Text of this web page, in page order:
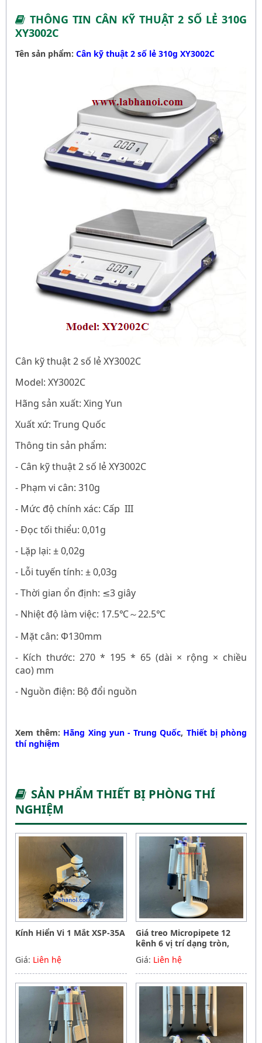
THÔNG TIN CÂN KỸ THUẬT 2 SỐ LẺ 310G
XY3002C
Tên sản phẩm: Cân kỹ thuật 2 số lẻ 310g XY3002C
Cân kỹ thuật 2 số lẻ XY3002C
Model: XY3002C
Hãng sản xuất: Xing Yun
Xuất xứ: Trung Quốc
Thông tin sản phẩm:
- Cân kỹ thuật 2 số lẻ XY3002C
- Phạm vi cân: 310g
- Mức độ chính xác: Cấp III
- Đọc tối thiểu: 0,01g
- Lặp lại: ± 0,02g
- Lỗi tuyến tính: ± 0,03g
- Thời gian ổn định: ≤3 giây
- Nhiệt độ làm việc: 17.5℃～22.5℃
- Mặt cân: Ф130mm
- Kích thước: 270 * 195 * 65 (dài × rộng × chiều
cao) mm
- Nguồn điện: Bộ đổi nguồn
Xem thêm: Hãng Xing yun - Trung Quốc, Thiết bị phòng
thí nghiệm
SẢN PHẨM THIẾT BỊ PHÒNG THÍ
NGHIỆM
Kính Hiển Vi 1 Mắt XSP-35A
Giá: Liên hệ
Giá treo Micropipete 12
kênh 6 vị trí dạng tròn,
Hãng Phoenix instrument
Germany
Giá: Liên hệ